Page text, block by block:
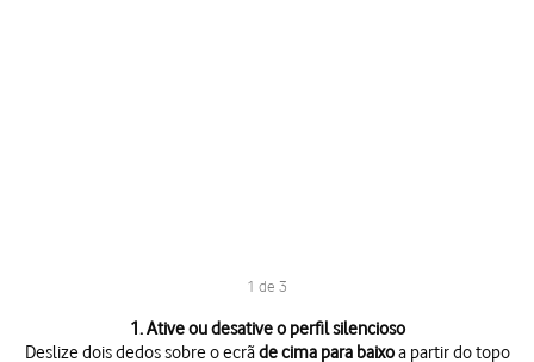
1 de 3
1. Ative ou desative o perfil silencioso
Deslize dois dedos sobre o ecrãde cima para baixoa partir do topo